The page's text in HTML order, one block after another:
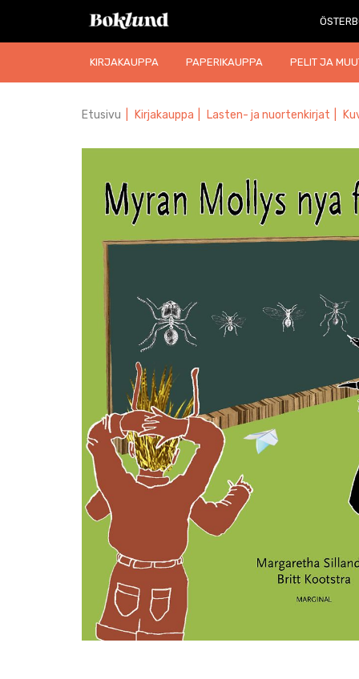
KIRJAKAUPPA PAPERIKAUPPA PELIT JA
Etusivu Kirjakauppa Lasten- ja nuortenkirjat